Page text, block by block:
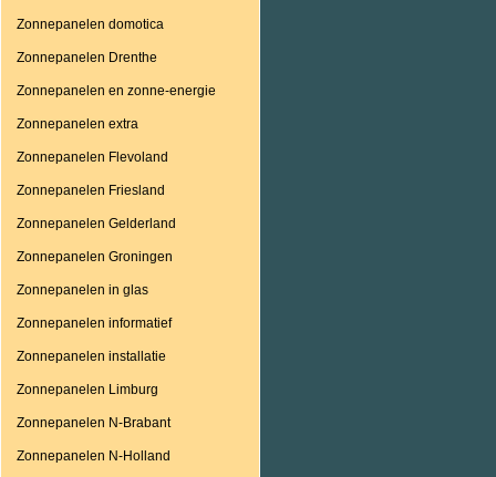
Zonnepanelen domotica
Zonnepanelen Drenthe
Zonnepanelen en zonne-energie
Zonnepanelen extra
Zonnepanelen Flevoland
Zonnepanelen Friesland
Zonnepanelen Gelderland
Zonnepanelen Groningen
Zonnepanelen in glas
Zonnepanelen informatief
Zonnepanelen installatie
Zonnepanelen Limburg
Zonnepanelen N-Brabant
Zonnepanelen N-Holland